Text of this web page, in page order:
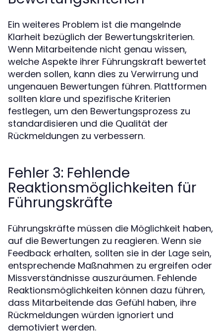
Ein weiteres Problem ist die mangelnde
Klarheit bezüglich der Bewertungskriterien.
Wenn Mitarbeitende nicht genau wissen,
welche Aspekte ihrer Führungskraft bewertet
werden sollen, kann dies zu Verwirrung und
ungenauen Bewertungen führen. Plattformen
sollten klare und spezifische Kriterien
festlegen, um den Bewertungsprozess zu
standardisieren und die Qualität der
Rückmeldungen zu verbessern.
Fehler 3: Fehlende
Reaktionsmöglichkeiten für
Führungskräfte
Führungskräfte müssen die Möglichkeit haben,
auf die Bewertungen zu reagieren. Wenn sie
Feedback erhalten, sollten sie in der Lage sein,
entsprechende Maßnahmen zu ergreifen oder
Missverständnisse auszuräumen. Fehlende
Reaktionsmöglichkeiten können dazu führen,
dass Mitarbeitende das Gefühl haben, ihre
Rückmeldungen würden ignoriert und
demotiviert werden.